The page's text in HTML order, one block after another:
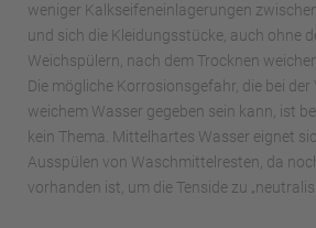
weniger Kalkseifeneinlagerungen
und sich die Kleidungsstücke, auch ohne
Weichspülern, nach dem Trocknen
Die mögliche Korrosionsgefahr, die bei
weichem Wasser gegeben sein kann, ist
kein Thema. Mittelhartes Wasser eignet
Ausspülen von Waschmittelresten, da
vorhanden ist, um die Tenside zu